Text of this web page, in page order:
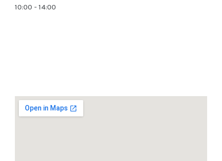
10:00 - 14:00